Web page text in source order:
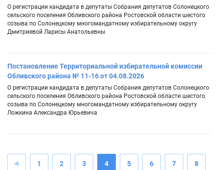
О регистрации кандидата в депутаты Собрания депутатов Солонецкого
сельского поселения Обливского района Ростовской области шестого
созыва по Солонецкому многомандатному избирательному округу
Дмитриевой Ларисы Анатольевны
Постановление Территориальной избирательной комиссии
Обливского района № 11-16 от 04.08.2026
О регистрации кандидата в депутаты Собрания депутатов Солонецкого
сельского поселения Обливского района Ростовской области шестого
созыва по Солонецкому многомандатному избирательному округу
Ложкина Александра Юрьевича
1 2 3 4 5 6 7 8